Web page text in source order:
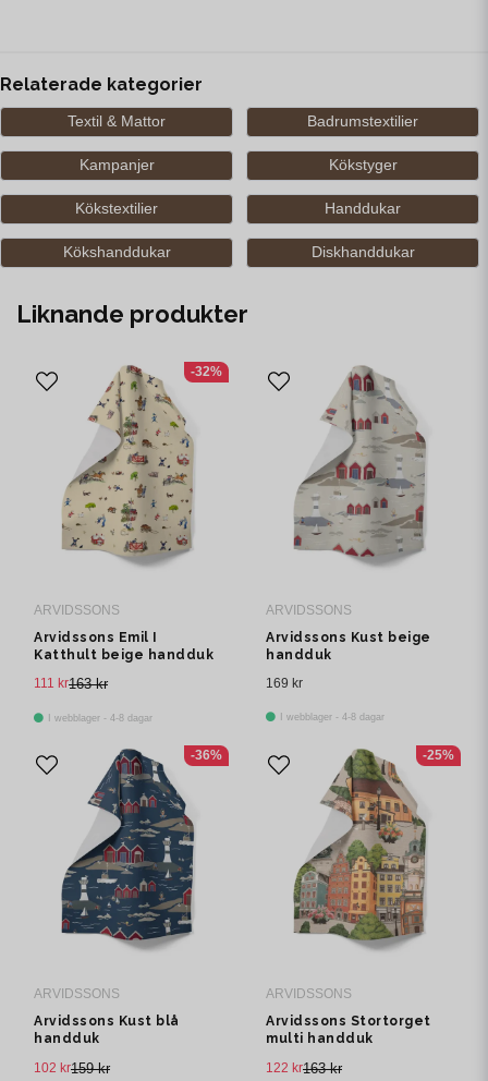
Relaterade kategorier
Textil & Mattor Badrumstextilier
Kampanjer Kökstyger
Kökstextilier Handdukar
Kökshanddukar Diskhanddukar
Liknande produkter
ARVIDSSONS
Arvidssons Emil I
Katthult beige handduk
163 kr
111 kr
I webblager - 4-8 dagar
-32%
ARVIDSSONS
Arvidssons Kust beige
handduk
169 kr
I webblager - 4-8 dagar
ARVIDSSONS
Arvidssons Kust blå
handduk
159 kr
102 kr
-36%
ARVIDSSONS
Arvidssons Stortorget
multi handduk
163 kr
122 kr
-25%